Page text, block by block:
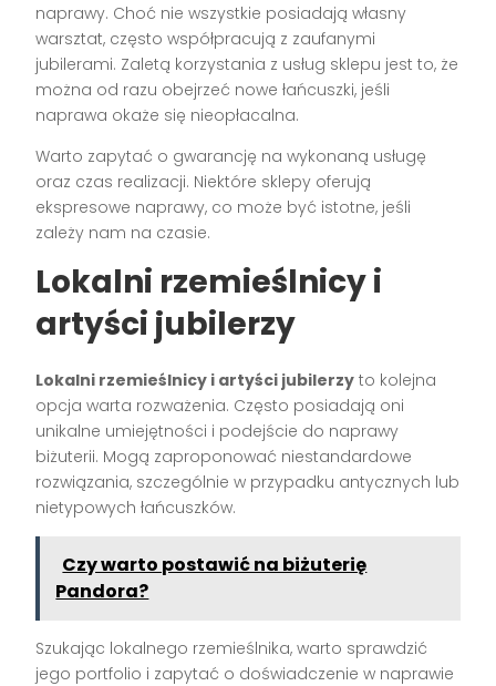
naprawy. Choć nie wszystkie posiadają własny
warsztat, często współpracują z zaufanymi
jubilerami. Zaletą korzystania z usług sklepu jest to, że
można od razu obejrzeć nowe łańcuszki, jeśli
naprawa okaże się nieopłacalna.
Warto zapytać o gwarancję na wykonaną usługę
oraz czas realizacji. Niektóre sklepy oferują
ekspresowe naprawy, co może być istotne, jeśli
zależy nam na czasie.
Lokalni rzemieślnicy i
artyści jubilerzy
Lokalni rzemieślnicy i artyści jubilerzy to kolejna
opcja warta rozważenia. Często posiadają oni
unikalne umiejętności i podejście do naprawy
biżuterii. Mogą zaproponować niestandardowe
rozwiązania, szczególnie w przypadku antycznych lub
nietypowych łańcuszków.
Czy warto postawić na biżuterię
Pandora?
Szukając lokalnego rzemieślnika, warto sprawdzić
jego portfolio i zapytać o doświadczenie w naprawie